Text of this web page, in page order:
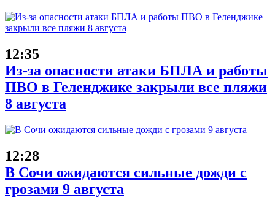
12:35
Из-за опасности атаки БПЛА и работы
ПВО в Геленджике закрыли все пляжи
8 августа
12:28
В Сочи ожидаются сильные дожди с
грозами 9 августа